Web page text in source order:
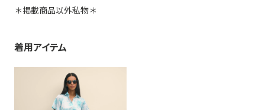
＊掲載商品以外私物＊
着用アイテム